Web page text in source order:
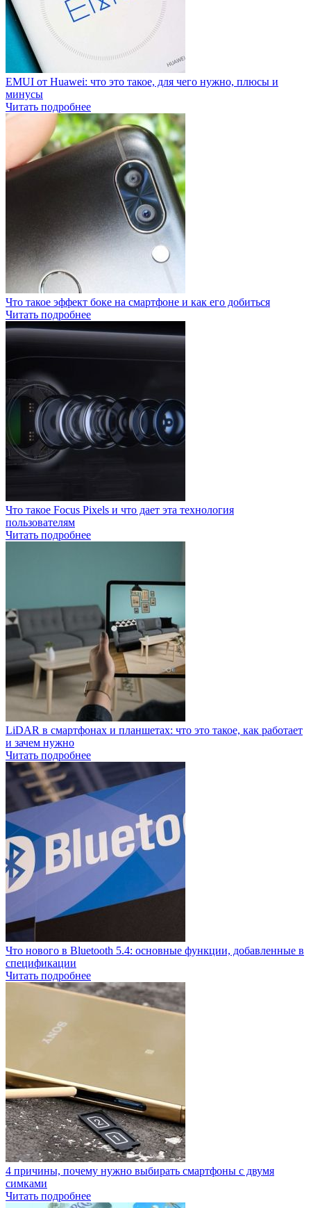
EMUI от Huawei: что это такое, для чего нужно, плюсы и
минусы
Читать подробнее
Что такое эффект боке на смартфоне и как его добиться
Читать подробнее
Что такое Focus Pixels и что дает эта технология
пользователям
Читать подробнее
LiDAR в смартфонах и планшетах: что это такое, как работает
и зачем нужно
Читать подробнее
Что нового в Bluetooth 5.4: основные функции, добавленные в
спецификации
Читать подробнее
4 причины, почему нужно выбирать смартфоны с двумя
симками
Читать подробнее